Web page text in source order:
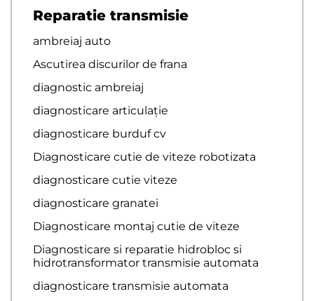
Reparatie transmisie
ambreiaj auto
Ascutirea discurilor de frana
diagnostic ambreiaj
diagnosticare articulație
diagnosticare burduf cv
Diagnosticare cutie de viteze robotizata
diagnosticare cutie viteze
diagnosticare granatei
Diagnosticare montaj cutie de viteze
Diagnosticare si reparatie hidrobloc si
hidrotransformator transmisie automata
diagnosticare transmisie automata